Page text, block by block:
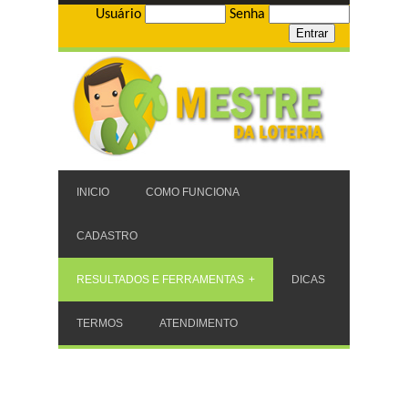
Usuário Senha
INICIO COMO FUNCIONA
CADASTRO
RESULTADOS E FERRAMENTAS DICAS
TERMOS ATENDIMENTO